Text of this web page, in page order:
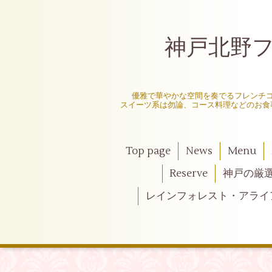
神戸北野
優雅で華やかな空間を奏でるフレンチ
スイーツ系は勿論、コース料理などのお
Top page News Menu
Reserve
神戸の厳
レインフォレスト・アラ